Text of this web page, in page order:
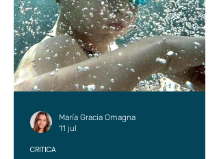
CRÍTICA
María Gracia Omagna
11 jul